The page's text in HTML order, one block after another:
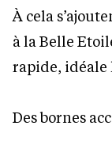
À cela
à la Belle
rapide, idéale
Des bornes